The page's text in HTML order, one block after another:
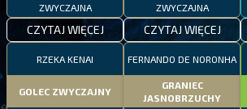
ZWYCZAJNA
CZYTAJ WIĘCEJ
ZWYCZAJNA
CZYTAJ WIĘCEJ
RZEKA KENAI
GOLEC ZWYCZAJNY
FERNANDO DE NORONHA
GRANIEC
JASNOBRZUCHY